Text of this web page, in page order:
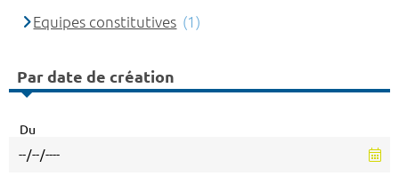
Equipes constitutives (1)
Par date de création
Du